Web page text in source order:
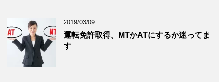
2019/03/09
運転免許取得、MTかATにするか迷ってま
す